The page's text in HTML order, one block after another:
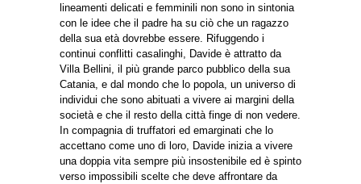
lineamenti delicati e femminili non sono in sintonia
con le idee che il padre ha su ciò che un ragazzo
della sua età dovrebbe essere. Rifuggendo i
continui conflitti casalinghi, Davide è attratto da
Villa Bellini, il più grande parco pubblico della sua
Catania, e dal mondo che lo popola, un universo di
individui che sono abituati a vivere ai margini della
società e che il resto della città finge di non vedere.
In compagnia di truffatori ed emarginati che lo
accettano come uno di loro, Davide inizia a vivere
una doppia vita sempre più insostenibile ed è spinto
verso impossibili scelte che deve affrontare da